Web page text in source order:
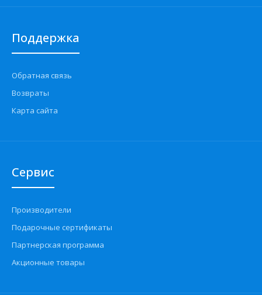
Поддержка
Обратная связь
Возвраты
Карта сайта
Сервис
Производители
Подарочные сертификаты
Партнерская программа
Акционные товары